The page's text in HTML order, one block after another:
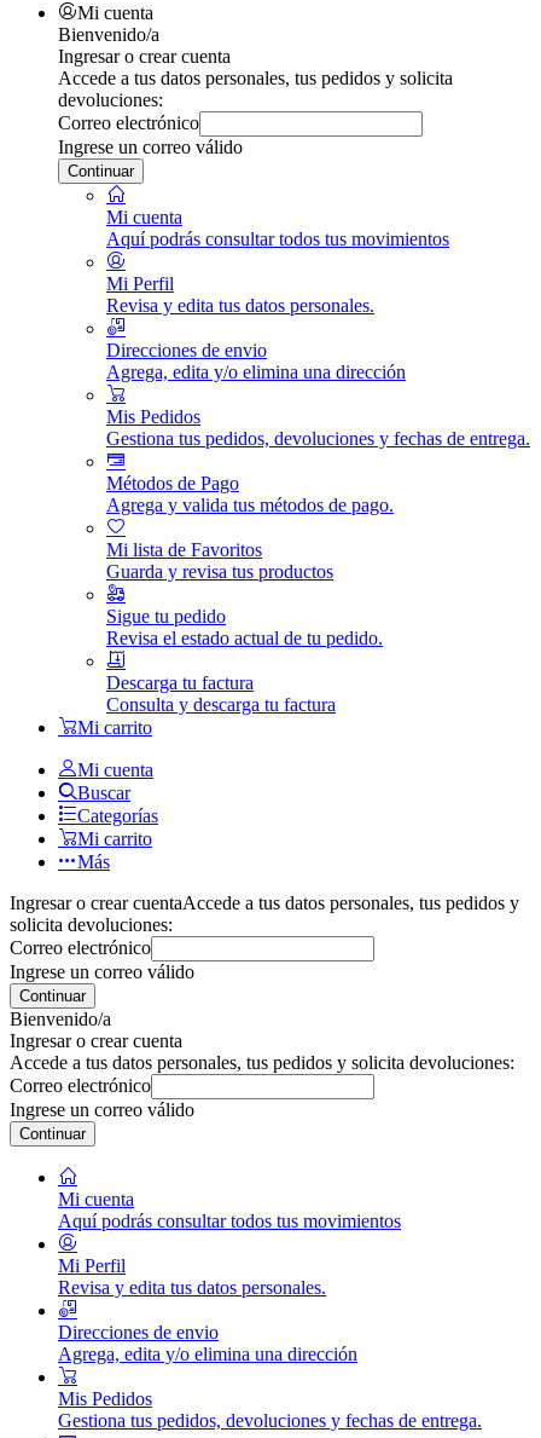
Mi cuenta
Bienvenido/a
Ingresar o crear cuenta
Accede a tus datos personales, tus pedidos y solicita
devoluciones:
Correo electrónico
Ingrese un correo válido
Continuar
Mi cuenta
Aquí podrás consultar todos tus movimientos
Mi Perfil
Revisa y edita tus datos personales.
Direcciones de envio
Agrega, edita y/o elimina una dirección
Mis Pedidos
Gestiona tus pedidos, devoluciones y fechas de entrega.
Métodos de Pago
Agrega y valida tus métodos de pago.
Mi lista de Favoritos
Guarda y revisa tus productos
Sigue tu pedido
Revisa el estado actual de tu pedido.
Descarga tu factura
Consulta y descarga tu factura
Mi carrito
Mi cuenta
Buscar
Categorías
Mi carrito
Más
Ingresar o crear cuentaAccede a tus datos personales, tus pedidos y
solicita devoluciones:
Correo electrónico
Ingrese un correo válido
Continuar
Bienvenido/a
Ingresar o crear cuenta
Accede a tus datos personales, tus pedidos y solicita devoluciones:
Correo electrónico
Ingrese un correo válido
Continuar
Mi cuenta
Aquí podrás consultar todos tus movimientos
Mi Perfil
Revisa y edita tus datos personales.
Direcciones de envio
Agrega, edita y/o elimina una dirección
Mis Pedidos
Gestiona tus pedidos, devoluciones y fechas de entrega.